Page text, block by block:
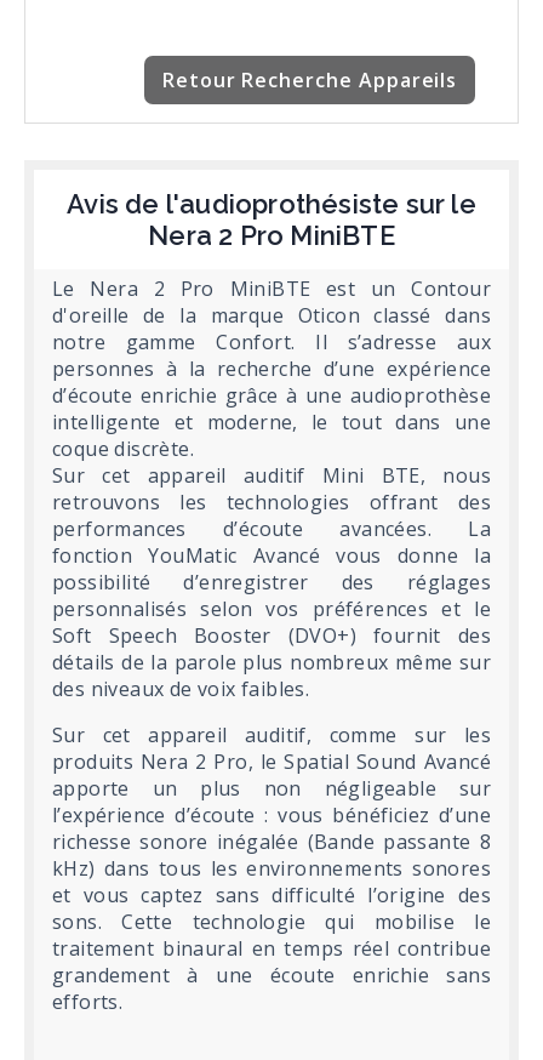
Retour Recherche Appareils
Avis de l'audioprothésiste sur le
Nera 2 Pro MiniBTE
Le Nera 2 Pro MiniBTE est un Contour
d'oreille de la marque Oticon classé dans
notre gamme Confort. Il s’adresse aux
personnes à la recherche d’une expérience
d’écoute enrichie grâce à une audioprothèse
intelligente et moderne, le tout dans une
coque discrète.
Sur cet appareil auditif Mini BTE, nous
retrouvons les technologies offrant des
performances d’écoute avancées. La
fonction YouMatic Avancé vous donne la
possibilité d’enregistrer des réglages
personnalisés selon vos préférences et le
Soft Speech Booster (DVO+) fournit des
détails de la parole plus nombreux même sur
des niveaux de voix faibles.
Sur cet appareil auditif, comme sur les
produits Nera 2 Pro, le Spatial Sound Avancé
apporte un plus non négligeable sur
l’expérience d’écoute : vous bénéficiez d’une
richesse sonore inégalée (Bande passante 8
kHz) dans tous les environnements sonores
et vous captez sans difficulté l’origine des
sons. Cette technologie qui mobilise le
traitement binaural en temps réel contribue
grandement à une écoute enrichie sans
efforts.